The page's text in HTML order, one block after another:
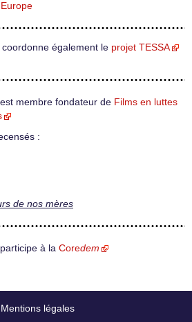
également le projet TESSA
membre fondateur de Films en luttes
:
de nos mères
à la Coredem
Mentions légales